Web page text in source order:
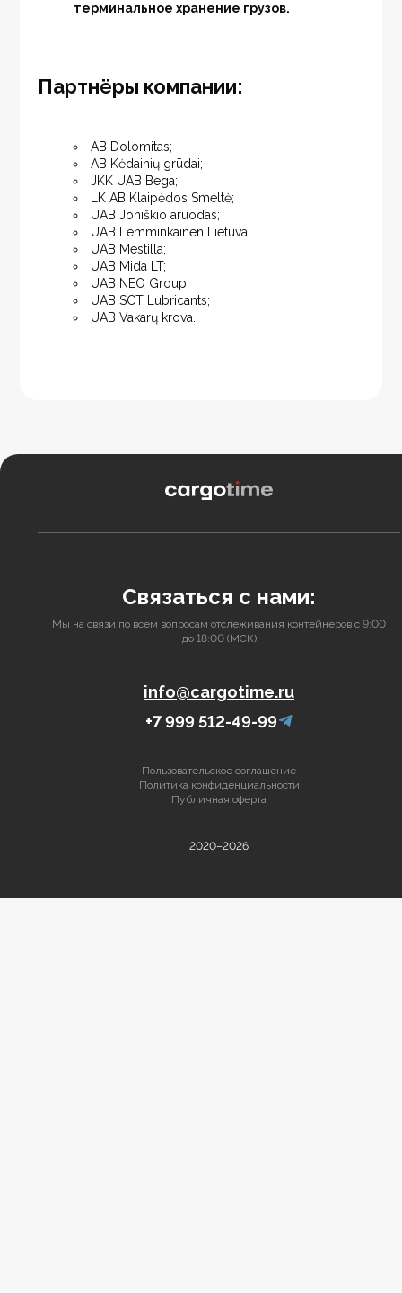
терминальное хранение грузов.
Партнёры компании:
AB Dolomitas;
AB Kėdainių grūdai;
JKK UAB Bega;
LK AB Klaipėdos Smeltė;
UAB Joniškio aruodas;
UAB Lemminkainen Lietuva;
UAB Mestilla;
UAB Mida LT;
UAB NEO Group;
UAB SCT Lubricants;
UAB Vakarų krova.
Связаться с нами:
Мы на связи по всем вопросам отслеживания контейнеров с 9:00
до 18:00 (МСК)
info@cargotime.ru
+7 999 512-49-99
2020–2026
Пользовательское соглашение
Политика конфиденциальности
Публичная оферта